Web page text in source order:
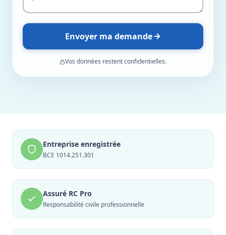
Envoyer ma demande
Vos données restent confidentielles.
Entreprise enregistrée
BCE 1014.251.301
Assuré RC Pro
Responsabilité civile professionnelle